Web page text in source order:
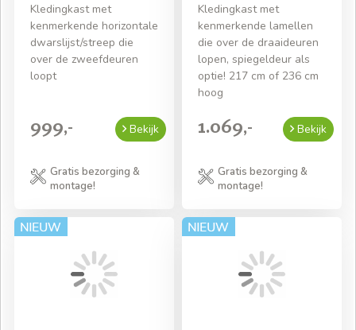
Kledingkast met
kenmerkende horizontale
dwarslijst/streep die
over de zweefdeuren
loopt
999,- Bekijk
Gratis bezorging &
montage!
Kledingkast met
kenmerkende lamellen
die over de draaideuren
lopen, spiegeldeur als
optie! 217 cm of 236 cm
hoog
1.069,- Bekijk
Gratis bezorging &
montage!